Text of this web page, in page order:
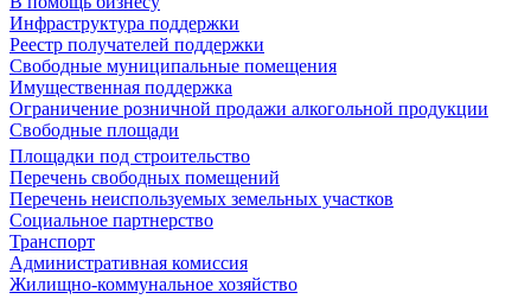
Инфраструктура поддержки
Реестр получателей поддержки
Свободные муниципальные помещения
Имущественная поддержка
Ограничение розничной продажи алкогольной продукции
Свободные площади
Площадки под строительство
Перечень свободных помещений
Перечень неиспользуемых земельных участков
Социальное партнерство
Транспорт
Административная комиссия
Жилищно-коммунальное хозяйство